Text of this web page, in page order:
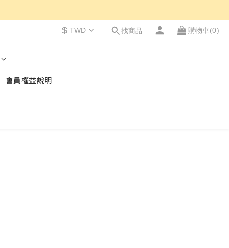
$ TWD 找商品 購物車(0)
會員權益說明